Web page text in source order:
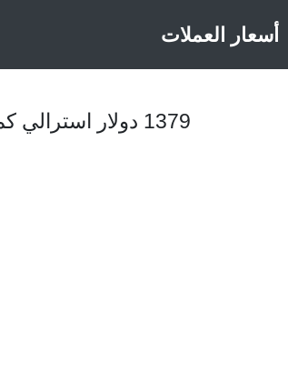
أسعار العملات
1379 دولار استرالي كم جنيه مصري